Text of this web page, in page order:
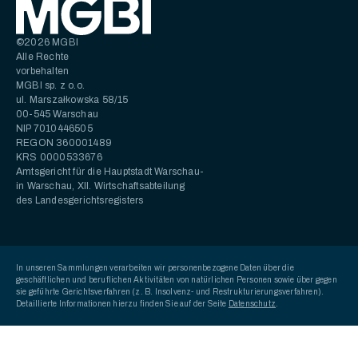
©2026 MGBI
Alle Rechte
vorbehalten
MGBI sp. z o.o.
ul. Marszałkowska 58/15
00-545 Warschau
NIP 7010446505
REGON 360001489
KRS 0000533676
Amtsgericht für die Hauptstadt Warschau-
in Warschau, XII. Wirtschaftsabteilung
des Landesgerichtsregisters
In unseren Sammlungen verarbeiten wir personenbezogene Daten über die
geschäftlichen und beruflichen Aktivitäten von natürlichen Personen sowie über gegen
sie geführte Gerichtsverfahren (z. B. Insolvenz- und Restrukturierungsverfahren).
Detaillierte Informationen hierzu finden Sie auf der Seite Datenschutz